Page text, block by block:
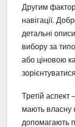
Другим
навігації.
детальні
вибору за
або ціновою
Третій аспект
мають власну
допомагають